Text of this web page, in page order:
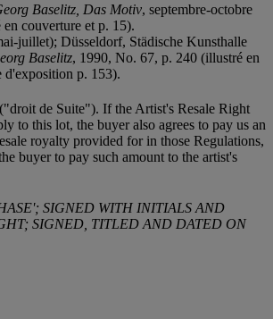
Baselitz, Das Motiv, septembre-octobre
couverture et p. 15).
juillet); Düsseldorf, Städische Kunsthalle
Baselitz, 1990, No. 67, p. 240 (illustré en
d'exposition p. 153).
de Suite"). If the Artist's Resale Right
to this lot, the buyer also agrees to pay us an
royalty provided for in those Regulations,
buyer to pay such amount to the artist's
SIGNED WITH INITIALS AND
SIGNED, TITLED AND DATED ON